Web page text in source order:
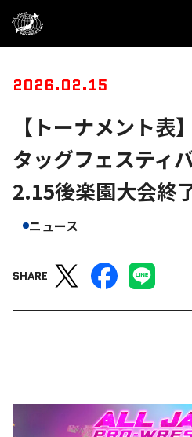
2026.02.15
【トーナメント表
タッグフェスティ
2.15後楽園大会終
ニュース
SHARE